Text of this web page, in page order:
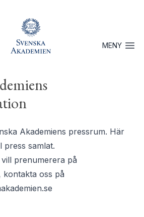
MENYÖppna
Akademiens pressrum. Här
press samlat.
prenumerera på
kontakta oss på